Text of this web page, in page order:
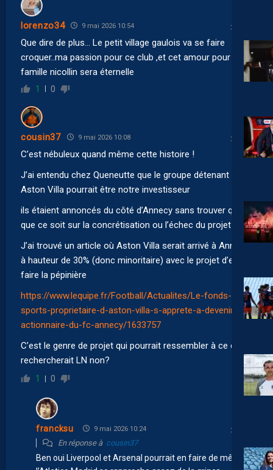
lorenzo34 9 mai 2026 10:54
Que dire de plus… Le petit village gaulois va se faire
croquer..ma passion pour ce club ,et cet amour pour la
famille nicollin sera éternelle
1 0
cousin37 9 mai 2026 10:08
C’est nébuleux quand même cette histoire !
J’ai entendu chez Queneutte que le groupe détenant
Aston Villa pourrait être notre investisseur
ils étaient annoncés du côté d’Annecy sans trouver quoi
que ce soit sur la concrétisation ou l’échec du projet
J’ai trouvé un article où Aston Villa serait arrivé à Annecy
à hauteur de 30% (donc minoritaire) avec le projet d’en
faire la pépinière
https://www.lequipe.fr/Football/Actualites/Le-fonds-v-
sports-proprietaire-d-aston-villa-s-apprete-a-devenir-
actionnaire-du-fc-annecy/1633757
C’est le genre de projet qui pourrait ressembler à ce que
rechercherait LN non?
1 0
francksu 9 mai 2026 10:24
En réponse à cousin37
Ben oui Liverpool et Arsenal pourrait en faire de même.